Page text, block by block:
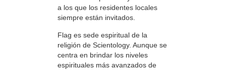
a los que los residentes locales
siempre están invitados.
Flag es sede espiritual de la
religión de Scientology. Aunque se
centra en brindar los niveles
espirituales más avanzados de